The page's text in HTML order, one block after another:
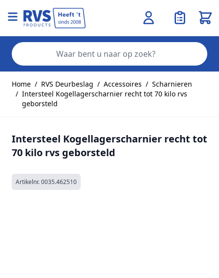
Home / RVS Deurbeslag / Accessoires / Scharnieren
/ Intersteel Kogellagerscharnier recht tot 70 kilo rvs
geborsteld
Intersteel Kogellagerscharnier recht tot
70 kilo rvs geborsteld
Artikelnr.0035.462510